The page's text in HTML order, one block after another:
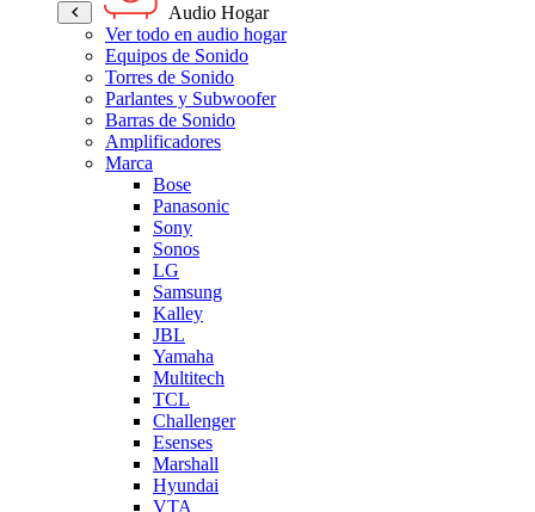
Audio Hogar
Ver todo en audio hogar
Equipos de Sonido
Torres de Sonido
Parlantes y Subwoofer
Barras de Sonido
Amplificadores
Marca
Bose
Panasonic
Sony
Sonos
LG
Samsung
Kalley
JBL
Yamaha
Multitech
TCL
Challenger
Esenses
Marshall
Hyundai
VTA